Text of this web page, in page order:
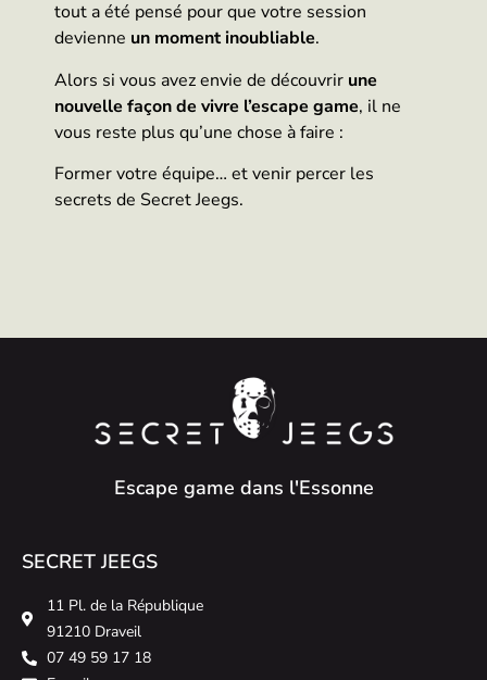
tout a été pensé pour que votre session
devienne un moment inoubliable.
Alors si vous avez envie de découvrir une
nouvelle façon de vivre l’escape game, il ne
vous reste plus qu’une chose à faire :
Former votre équipe… et venir percer les
secrets de Secret Jeegs.
Escape game dans l'Essonne
SECRET JEEGS
11 Pl. de la République
91210 Draveil
07 49 59 17 18